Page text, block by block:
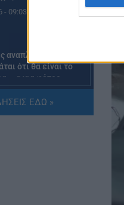
- 09:03
αναπληρωτών:
ότι θα είναι το
για φέτος
ΕΔΩ »